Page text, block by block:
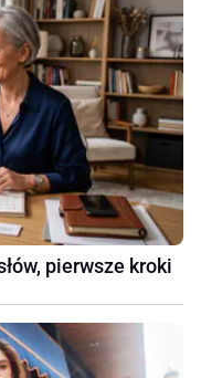
pierwsze kroki